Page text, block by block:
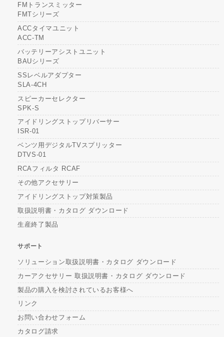
FMトランスミッター
FMTシリーズ
ACCタイマユニット
ACC-TM
バッテリーアシストユニット
BAUシリーズ
SSレベルアダプター
SLA-4CH
スピーカーセレクター
SPK-S
アイドリングストップリバーサー
ISR-01
ベンツ用デジタルTVスプリッター
DTVS-01
RCAフィルタ RCAF
その他アクセサリー
アイドリングストップ対策製品
取扱説明書・カタログ ダウンロード
生産終了製品
サポート
ソリューション取扱説明書・カタログ ダウンロード
カーアクセサリー 取扱説明書・カタログ ダウンロード
製品の購入を検討されているお客様へ
リンク
お問い合わせフォーム
カタログ請求